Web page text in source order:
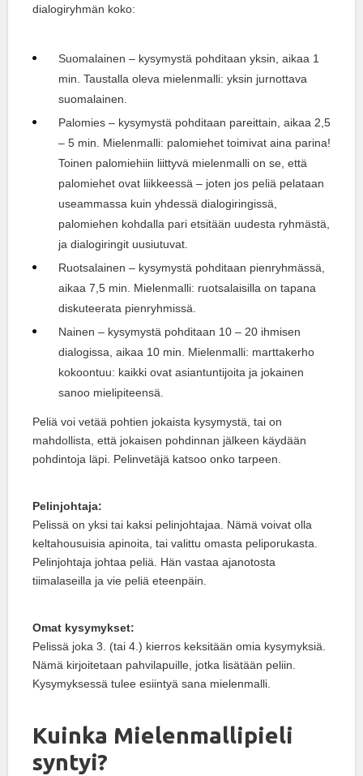
dialogiryhmän koko:
Suomalainen – kysymystä pohditaan yksin, aikaa 1
min. Taustalla oleva mielenmalli: yksin jurnottava
suomalainen.
Palomies – kysymystä pohditaan pareittain, aikaa 2,5
– 5 min. Mielenmalli: palomiehet toimivat aina parina!
Toinen palomiehiin liittyvä mielenmalli on se, että
palomiehet ovat liikkeessä – joten jos peliä pelataan
useammassa kuin yhdessä dialogiringissä,
palomiehen kohdalla pari etsitään uudesta ryhmästä,
ja dialogiringit uusiutuvat.
Ruotsalainen – kysymystä pohditaan pienryhmässä,
aikaa 7,5 min. Mielenmalli: ruotsalaisilla on tapana
diskuteerata pienryhmissä.
Nainen – kysymystä pohditaan 10 – 20 ihmisen
dialogissa, aikaa 10 min. Mielenmalli: marttakerho
kokoontuu: kaikki ovat asiantuntijoita ja jokainen
sanoo mielipiteensä.
Peliä voi vetää pohtien jokaista kysymystä, tai on
mahdollista, että jokaisen pohdinnan jälkeen käydään
pohdintoja läpi. Pelinvetäjä katsoo onko tarpeen.
Pelinjohtaja:
Pelissä on yksi tai kaksi pelinjohtajaa. Nämä voivat olla
keltahousuisia apinoita, tai valittu omasta peliporukasta.
Pelinjohtaja johtaa peliä. Hän vastaa ajanotosta
tiimalaseilla ja vie peliä eteenpäin.
Omat kysymykset:
Pelissä joka 3. (tai 4.) kierros keksitään omia kysymyksiä.
Nämä kirjoitetaan pahvilapuille, jotka lisätään peliin.
Kysymyksessä tulee esiintyä sana mielenmalli.
Kuinka Mielenmallipieli
syntyi?